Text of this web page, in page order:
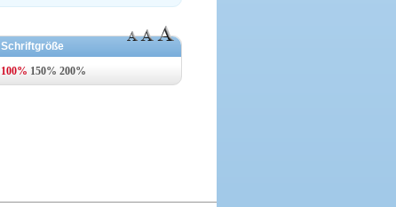
Schriftgröße